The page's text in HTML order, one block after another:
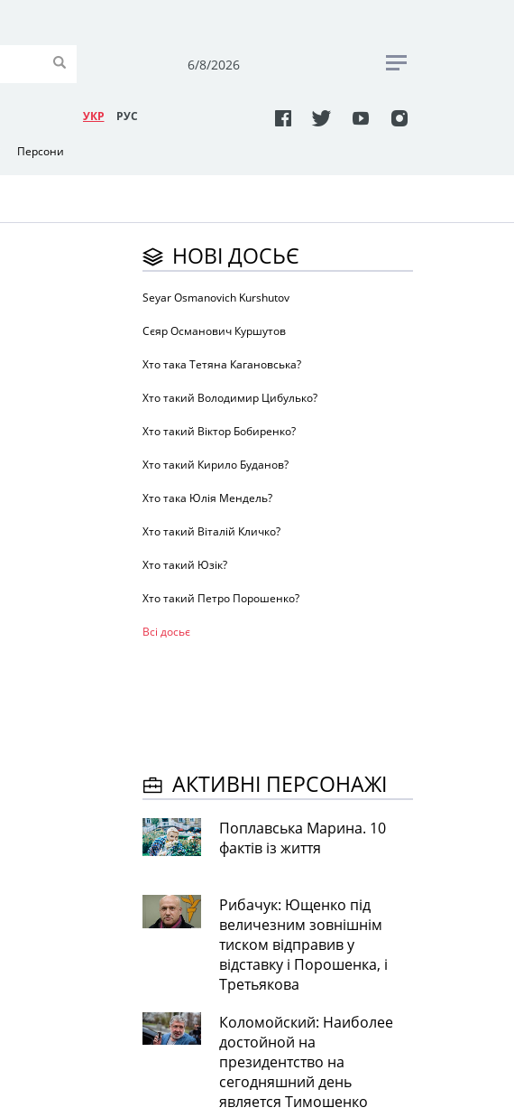
6/8/2026
УКР РУC
Персони
НОВІ ДОСЬЄ
Seyar Osmanovich Kurshutov
Сєяр Османович Куршутов
Хто така Тетяна Кагановська?
Хто такий Володимир Цибулько?
Хто такий Віктор Бобиренко?
Хто такий Кирило Буданов?
Хто така Юлія Мендель?
Хто такий Віталій Кличко?
Хто такий Юзік?
Хто такий Петро Порошенко?
Всі досьє
АКТИВНІ ПЕРСОНАЖІ
Поплавська Марина. 10
фактів із життя
Рибачук: Ющенко під
величезним зовнішнім
тиском відправив у
відставку і Порошенка, і
Третьякова
Коломойский: Наиболее
достойной на
президентство на
сегодняшний день
является Тимошенко